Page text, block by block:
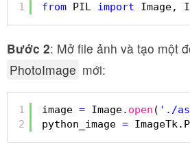
1 from PIL import Image,
Bước 2: Mở file ảnh và tạo một
PhotoImage mới:
1
2
image = Image. open ( './
python_image =